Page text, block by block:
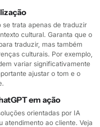
trata apenas de traduzir
cultural. Garanta que o
traduzir, mas também
culturais. Por exemplo,
variar significativamente
ajustar o tom e o
em ação
orientadas por IA
atendimento ao cliente. Veja